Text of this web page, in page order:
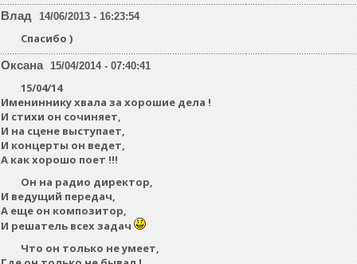
Влад 14/06/2013 - 16:23:54
Спасибо )
Оксана 15/04/2014 - 07:40:41
15/04/14
Имениннику хвала за хорошие дела !
И стихи он сочиняет,
И на сцене выступает,
И концерты он ведет,
А как хорошо поет !!!
Он на радио директор,
И ведущий передач,
А еще он композитор,
И решатель всех задач
Что он только не умеет,